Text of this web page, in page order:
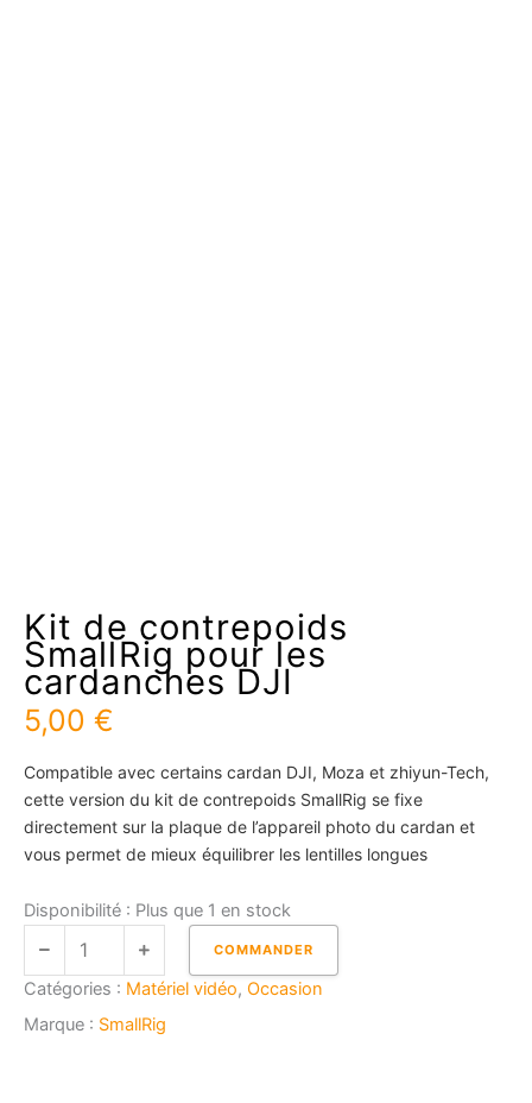
Kit de contrepoids
SmallRig pour les
cardanches DJI
5,00 €
Compatible avec certains cardan DJI, Moza et zhiyun-Tech,
cette version du kit de contrepoids SmallRig se fixe
directement sur la plaque de l’appareil photo du cardan et
vous permet de mieux équilibrer les lentilles longues
Disponibilité : Plus que 1 en stock
quantité
de
contrepoids
COMMANDER
Catégories : Matériel vidéo, Occasion
Marque : SmallRig